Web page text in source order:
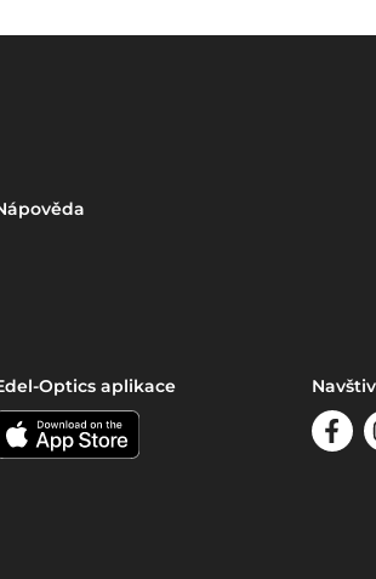
Optics aplikace